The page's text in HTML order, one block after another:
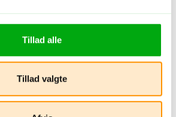
Tillad alle
Tillad valgte